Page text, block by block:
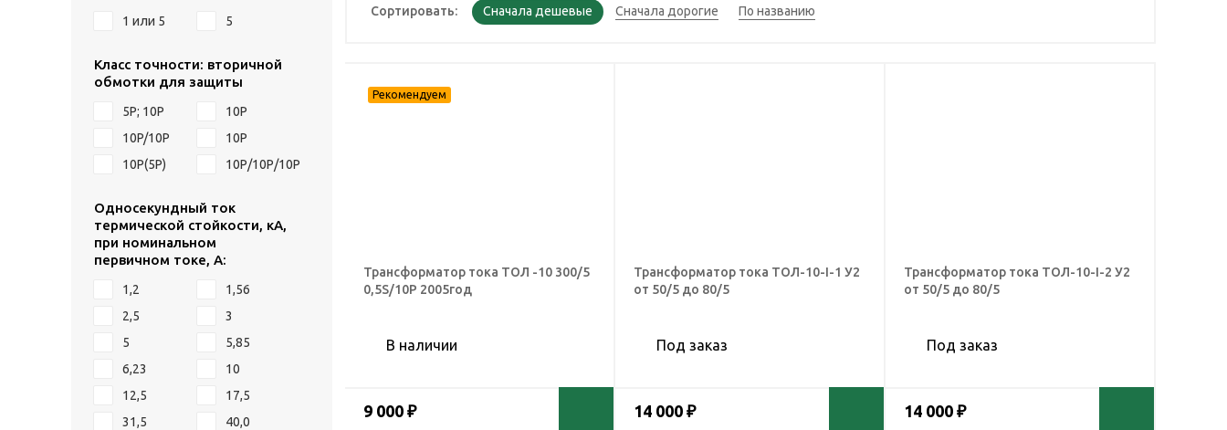
1 или 5 5
Класс точности: вторичной
обмотки для защиты
5Р; 10Р
10P
10P/10P
10Р
10Р(5Р)
10Р/10Р/10Р
Односекундный ток
термической стойкости, кА,
при номинальном
первичном токе, А:
1,2
1,56
2,5
3
5
5,85
6,23
10
12,5
17,5
31,5
40,0
Сортировать:
Трансформатор тока ТОЛ -10 300/5
0,5S/10Р 2005год
В наличии
9 000 ₽
Трансформатор тока ТОЛ-10-I-1 У2
от 50/5 до 80/5
Под заказ
14 000 ₽
Трансформатор тока ТОЛ-10-I-2 У2
от 50/5 до 80/5
Под заказ
14 000 ₽